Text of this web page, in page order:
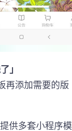
」
再添加需要的版
供多套小程序模